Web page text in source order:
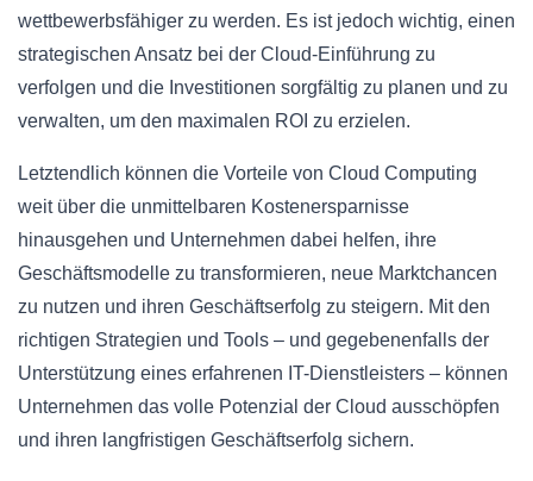
wettbewerbsfähiger zu werden. Es ist jedoch wichtig, einen
strategischen Ansatz bei der Cloud-Einführung zu
verfolgen und die Investitionen sorgfältig zu planen und zu
verwalten, um den maximalen ROI zu erzielen.
Letztendlich können die Vorteile von Cloud Computing
weit über die unmittelbaren Kostenersparnisse
hinausgehen und Unternehmen dabei helfen, ihre
Geschäftsmodelle zu transformieren, neue Marktchancen
zu nutzen und ihren Geschäftserfolg zu steigern. Mit den
richtigen Strategien und Tools – und gegebenenfalls der
Unterstützung eines erfahrenen IT-Dienstleisters – können
Unternehmen das volle Potenzial der Cloud ausschöpfen
und ihren langfristigen Geschäftserfolg sichern.